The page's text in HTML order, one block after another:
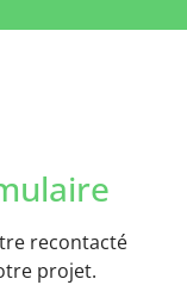
recontacté
projet.